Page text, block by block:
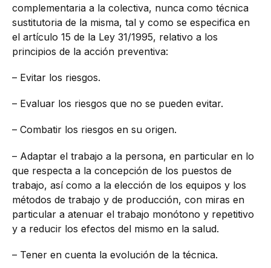
complementaria a la colectiva, nunca como técnica
sustitutoria de la misma, tal y como se especifica en
el artículo 15 de la Ley 31/1995, relativo a los
principios de la acción preventiva:
– Evitar los riesgos.
– Evaluar los riesgos que no se pueden evitar.
– Combatir los riesgos en su origen.
– Adaptar el trabajo a la persona, en particular en lo
que respecta a la concepción de los puestos de
trabajo, así como a la elección de los equipos y los
métodos de trabajo y de producción, con miras en
particular a atenuar el trabajo monótono y repetitivo
y a reducir los efectos del mismo en la salud.
– Tener en cuenta la evolución de la técnica.